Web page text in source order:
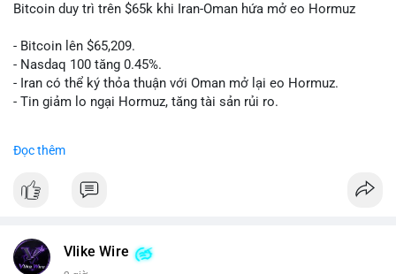
Bitcoin duy trì trên $65k khi Iran-Oman hứa mở eo Hormuz
- Bitcoin lên $65,209.
- Nasdaq 100 tăng 0.45%.
- Iran có thể ký thỏa thuận với Oman mở lại eo Hormuz.
- Tin giảm lo ngại Hormuz, tăng tài sản rủi ro.
📰 Nguồn: CoinDesk
Đọc thêm
Vlike Wire